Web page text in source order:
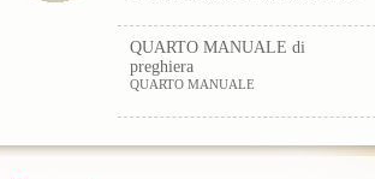
QUARTO MANUALE di
preghiera
QUARTO MANUALE